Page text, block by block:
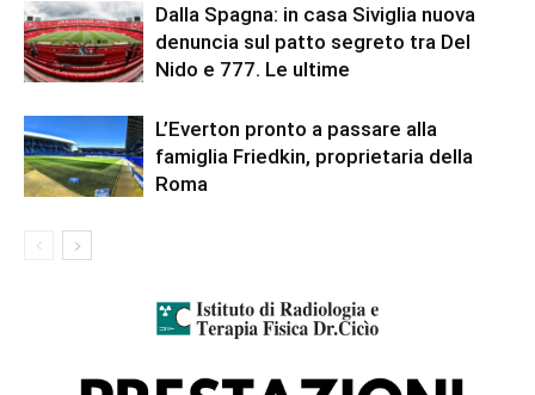
Dalla Spagna: in casa Siviglia nuova
denuncia sul patto segreto tra Del
Nido e 777. Le ultime
L’Everton pronto a passare alla
famiglia Friedkin, proprietaria della
Roma